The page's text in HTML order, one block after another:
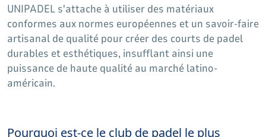
UNIPADEL s'attache à utiliser des matériaux
conformes aux normes européennes et un savoir-faire
artisanal de qualité pour créer des courts de padel
durables et esthétiques, insufflant ainsi une
puissance de haute qualité au marché latino-
américain.
Pourquoi est-ce le club de padel le plus